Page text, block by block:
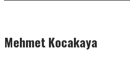
Mehmet Kocakaya